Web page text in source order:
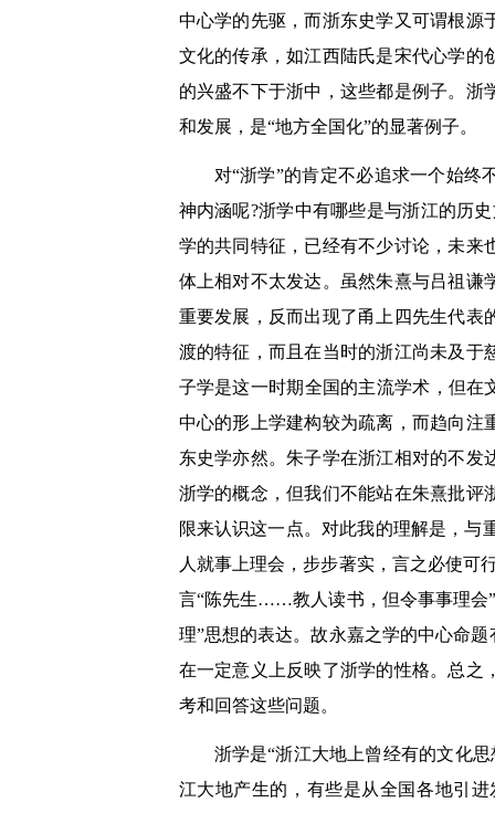
中心学的先驱，而浙东史学又可谓根源
文化的传承，如江西陆氏是宋代心学的
的兴盛不下于浙中，这些都是例子。
和发展，是“地方全国化”的显著例子。
对“浙学”的肯定不必追求一个始
神内涵呢?浙学中有哪些是与浙江的历
学的共同特征，已经有不少讨论，未来
体上相对不太发达。虽然朱熹与吕祖谦
重要发展，反而出现了甬上四先生代表
渡的特征，而且在当时的浙江尚未及于
子学是这一时期全国的主流学术，但在
中心的形上学建构较为疏离，而趋向注
东史学亦然。朱子学在浙江相对的不
浙学的概念，但我们不能站在朱熹批评
限来认识这一点。对此我的理解是，与
人就事上理会，步步著实，言之必使可
言“陈先生……教人读书，但令事事理会
理”思想的表达。故永嘉之学的中心命
在一定意义上反映了浙学的性格。总之
考和回答这些问题。
浙学是“浙江大地上曾经有的文化
江大地产生的，有些是从全国各地引